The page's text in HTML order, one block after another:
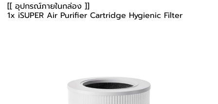
[[ อุปกรณ์ภายในกล่อง ]]
1x iSUPER Air Purifier Cartridge Hygienic Filter